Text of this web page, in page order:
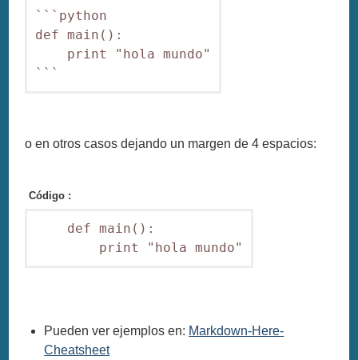
```python
def main():
print "hola mundo"
o en otros casos dejando un margen de 4 espacios:
Código :
def main():
Pueden ver ejemplos en: Markdown-Here-
Cheatsheet